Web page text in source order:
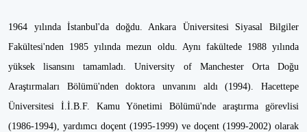
1964 yılında İstanbul'da doğdu. Ankara Üniversitesi Siyasal Bilgiler
Fakültesi'nden 1985 yılında mezun oldu. Aynı fakültede 1988 yılında
yüksek lisansını tamamladı. University of Manchester Orta Doğu
Araştırmaları Bölümü'nden doktora unvanını aldı (1994). Hacettepe
Üniversitesi İ.İ.B.F. Kamu Yönetimi Bölümü'nde araştırma görevlisi
(1986-1994), yardımcı doçent (1995-1999) ve doçent (1999-2002) olarak